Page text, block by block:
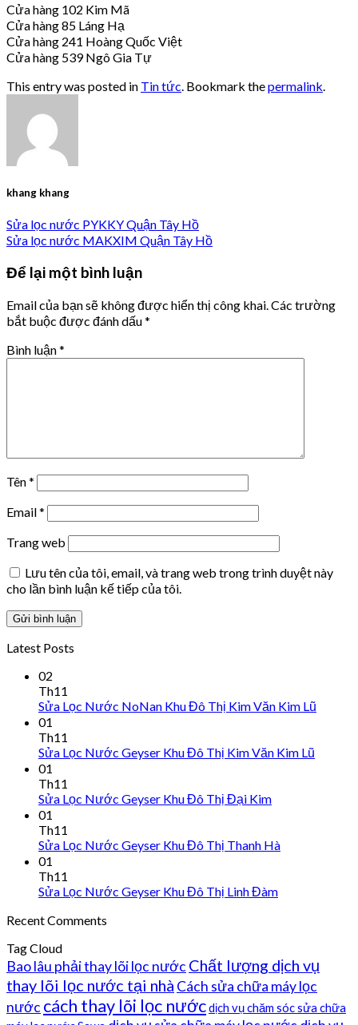
Cửa hàng 102 Kim Mã
Cửa hàng 85 Láng Hạ
Cửa hàng 241 Hoàng Quốc Việt
Cửa hàng 539 Ngô Gia Tự
This entry was posted in Tin tức . Bookmark thepermalink
khang khang
Sửa lọc nước PYKKY Quận Tây Hồ
Sửa lọc nước MAKXIM Quận Tây Hồ
Để lại một bình luận
Email của bạn sẽ không được hiển thị công khai. Các trường
bắt buộc được đánh dấu*
Bình luận*
Tên*
Email*
Trang web
Lưu tên của tôi, email, và trang web trong trình duyệt này
cho lần bình luận kế tiếp của tôi.
Latest Posts
02
Th11
Sửa Lọc Nước NoNan Khu Đô Thị Kim Văn Kim Lũ
01
Th11
Sửa Lọc Nước Geyser Khu Đô Thị Kim Văn Kim Lũ
01
Th11
Sửa Lọc Nước Geyser Khu Đô Thị Đại Kim
01
Th11
Sửa Lọc Nước Geyser Khu Đô Thị Thanh Hà
01
Th11
Sửa Lọc Nước Geyser Khu Đô Thị Linh Đàm
Recent Comments
Tag Cloud
Bao lâu phải thay lõi lọc nước Chất lượng dịch vụ
thay lõi lọc nước tại nhà Cách sửa chữa máy lọc
nước cách thay lõi lọc nướcdịch vụ chăm sóc sửa chữa